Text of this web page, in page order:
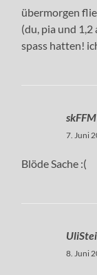
übermorgen
(du, pia und
spass hatten!
skFFM
7. Juni
Blöde Sache :(
8. Juni